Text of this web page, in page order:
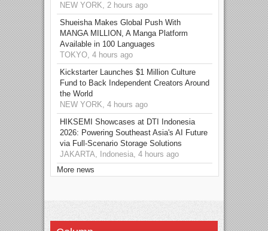
NEW YORK, 2 hours ago
Shueisha Makes Global Push With
MANGA MILLION, A Manga Platform
Available in 100 Languages
TOKYO, 4 hours ago
Kickstarter Launches $1 Million Culture
Fund to Back Independent Creators Around
the World
NEW YORK, 4 hours ago
HIKSEMI Showcases at DTI Indonesia
2026: Powering Southeast Asia's AI Future
via Full‑Scenario Storage Solutions
JAKARTA, Indonesia, 4 hours ago
More news